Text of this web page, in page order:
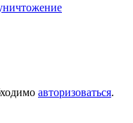
авторизоваться.